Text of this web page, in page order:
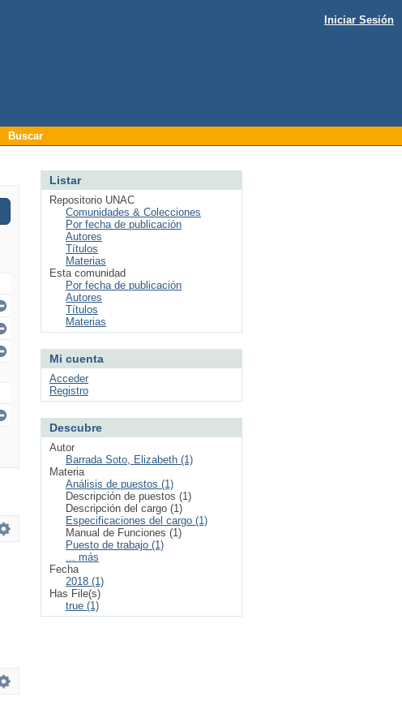
Iniciar Sesión
Buscar
Listar
Repositorio UNAC
Comunidades & Colecciones
Por fecha de publicación
Autores
Títulos
Materias
Esta comunidad
Por fecha de publicación
Autores
Títulos
Materias
Mi cuenta
Acceder
Registro
Descubre
Autor
Barrada Soto, Elizabeth (1)
Materia
Análisis de puestos (1)
Descripción de puestos (1)
Descripción del cargo (1)
Especificaciones del cargo (1)
Manual de Funciones (1)
Puesto de trabajo (1)
... más
Fecha
2018 (1)
Has File(s)
true (1)